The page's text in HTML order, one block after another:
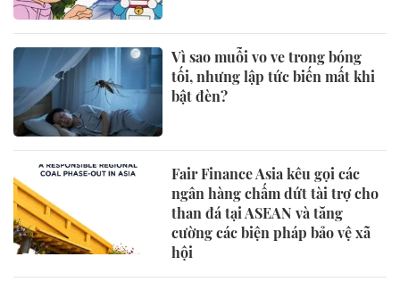
Vì sao muỗi vo ve trong bóng
tối, nhưng lập tức biến mất khi
bật đèn?
Fair Finance Asia kêu gọi các
ngân hàng chấm dứt tài trợ cho
than đá tại ASEAN và tăng
cường các biện pháp bảo vệ xã
hội